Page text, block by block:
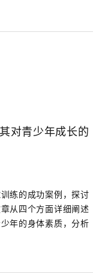
对青少年成长的
练的成功案例，探讨
从四个方面详细阐述
年的身体素质，分析